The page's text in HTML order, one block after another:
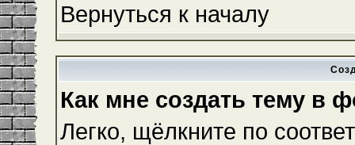
Вернуться к началу
Как мне создать тему в
Легко, щёлкните по